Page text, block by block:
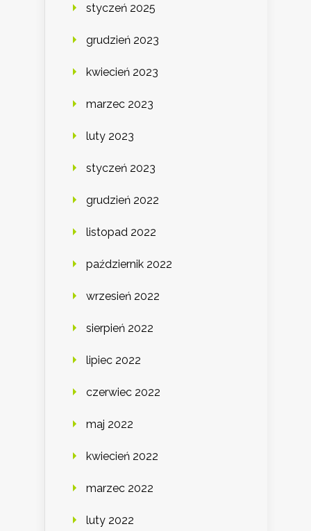
styczeń 2025
grudzień 2023
kwiecień 2023
marzec 2023
luty 2023
styczeń 2023
grudzień 2022
listopad 2022
październik 2022
wrzesień 2022
sierpień 2022
lipiec 2022
czerwiec 2022
maj 2022
kwiecień 2022
marzec 2022
luty 2022